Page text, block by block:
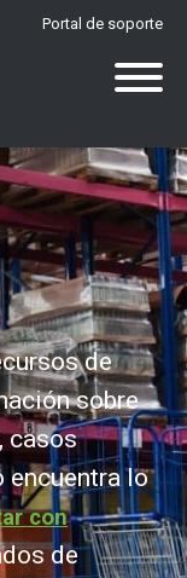
Portal de soporte
de
sobre
casos
encuentra lo
con
de